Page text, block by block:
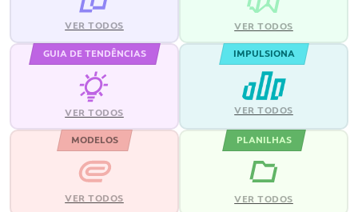
VER TODOS VER TODOS
GUIA DE TENDÊNCIAS
VER TODOS
IMPULSIONA
VER TODOS
MODELOS
VER TODOS
PLANILHAS
VER TODOS